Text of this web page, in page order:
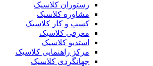
رستوران کلاسیک
مشاوره کلاسیک
کسب و کار کلاسیک
معرفی کلاسیک
استدیو کلاسیک
مرکز راهنمایی کلاسیک
جهانگردی کلاسیک